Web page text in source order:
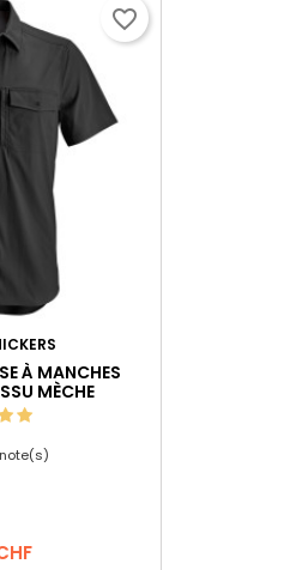
À MANCHES
MÈCHE
note(s)
favorite_border